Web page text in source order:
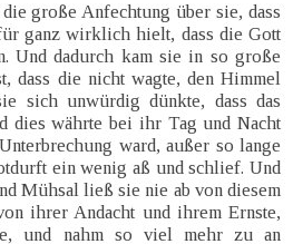
große Anfechtung über sie, dass
ganz wirklich hielt, dass die Gott
Und dadurch kam sie in so große
dass die nicht wagte, den Himmel
sich unwürdig dünkte, dass das
dies währte bei ihr Tag und Nacht
ward, außer so lange
ein wenig aß und schlief. Und
Mühsal ließ sie nie ab von diesem
ihrer Andacht und ihrem Ernste,
und nahm so viel mehr zu an